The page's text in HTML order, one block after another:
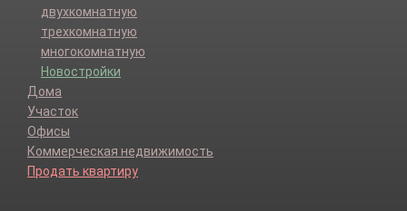
двухкомнатную
трехкомнатную
многокомнатную
Новостройки
Дома
Участок
Офисы
Коммерческая недвижимость
Продать квартиру